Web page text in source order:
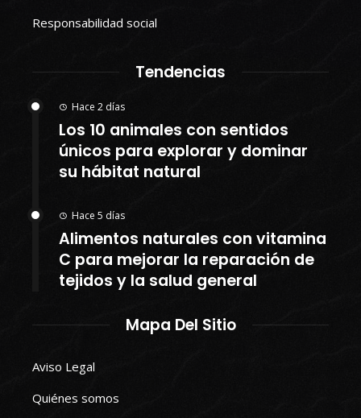
Responsabilidad social
Tendencias
Hace 2 días
Los 10 animales con sentidos
únicos para explorar y dominar
su hábitat natural
Hace 5 días
Alimentos naturales con vitamina
C para mejorar la reparación de
tejidos y la salud general
Mapa Del Sitio
Aviso Legal
Quiénes somos